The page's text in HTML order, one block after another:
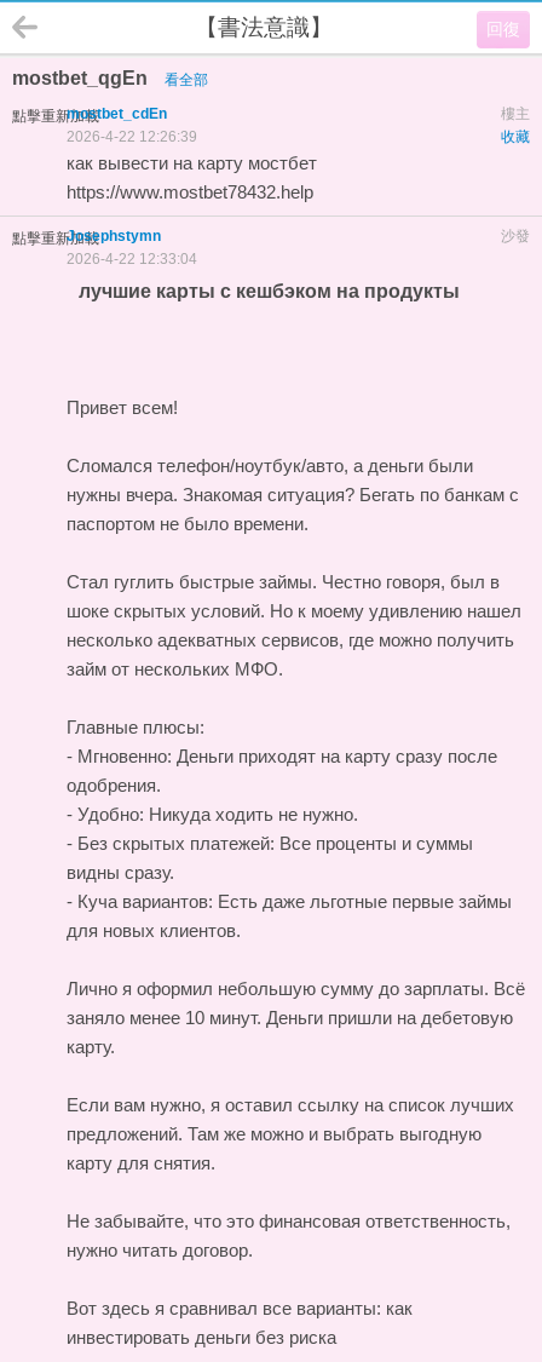
回復
【書法意識】
mostbet_qgEn 看全部
點擊重新加載 樓主
mostbet_cdEn
收藏
2026-4-22 12:26:39
как вывести на карту мостбет
https://www.mostbet78432.help
點擊重新加載 沙發
Josephstymn
2026-4-22 12:33:04
лучшие карты с кешбэком на продукты
Привет всем!
Сломался телефон/ноутбук/авто, а деньги были
нужны вчера. Знакомая ситуация? Бегать по банкам с
паспортом не было времени.
Стал гуглить быстрые займы. Честно говоря, был в
шоке скрытых условий. Но к моему удивлению нашел
несколько адекватных сервисов, где можно получить
займ от нескольких МФО.
Главные плюсы:
- Мгновенно: Деньги приходят на карту сразу после
одобрения.
- Удобно: Никуда ходить не нужно.
- Без скрытых платежей: Все проценты и суммы
видны сразу.
- Куча вариантов: Есть даже льготные первые займы
для новых клиентов.
Лично я оформил небольшую сумму до зарплаты. Всё
заняло менее 10 минут. Деньги пришли на дебетовую
карту.
Если вам нужно, я оставил ссылку на список лучших
предложений. Там же можно и выбрать выгодную
карту для снятия.
Не забывайте, что это финансовая ответственность,
нужно читать договор.
Вот здесь я сравнивал все варианты: как
инвестировать деньги без риска